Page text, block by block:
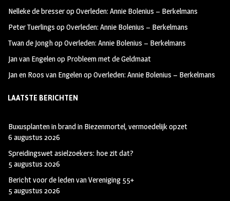
k
m
Nelleke de bresseropOverleden: Annie Bolenius – Berkelmans
Peter Tuerlings opOverleden: Annie Bolenius – Berkelmans
Twan de JonghopOverleden: Annie Bolenius – Berkelmans
Jan van Engelenop Probleem met de Geldmaat
Jan en Roos van EngelenopOverleden: Annie Bolenius – Berkelmans
LAATSTE BERICHTEN
Buxusplanten in brand in Biezenmortel, vermoedelijk opzet
6 augustus 2026
Spreidingswet asielzoekers: hoe zit dat?
5 augustus 2026
Bericht voor de leden van Vereniging 55+
5 augustus 2026